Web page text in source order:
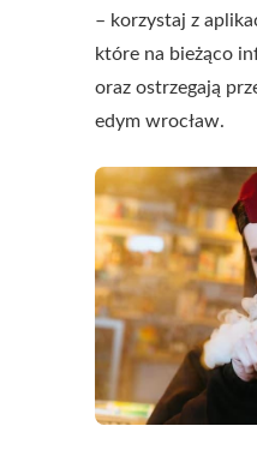
– korzystaj z
które na bieżąco
oraz ostrzegają
edym wrocław.